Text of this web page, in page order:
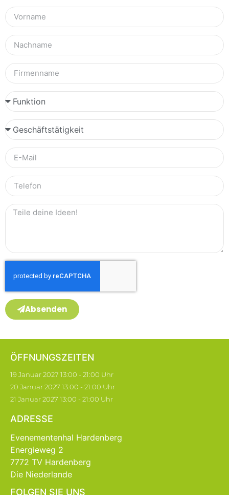
Absenden
ÖFFNUNGSZEITEN
19 Januar 2027 13:00 - 21:00 Uhr
20 Januar 2027 13:00 - 21:00 Uhr
21 Januar 2027 13:00 - 21:00 Uhr
ADRESSE
Evenementenhal Hardenberg
Energieweg 2
7772 TV Hardenberg
Die Niederlande
FOLGEN SIE UNS